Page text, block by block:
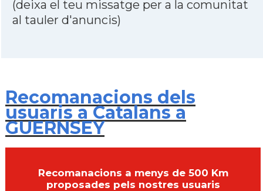
(deixa el teu missatge per a la comunitat
al tauler d'anuncis)
Recomanacions dels
usuaris a Catalans a
GUERNSEY
Recomanacions a menys de 500 Km
proposades pels nostres usuaris